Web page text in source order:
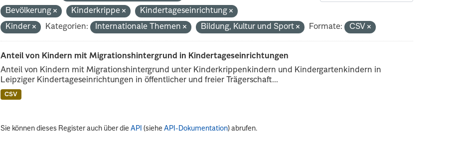
Bevölkerung
Kinderkrippe
Kindertageseinrichtung
Kinder
Kategorien: Internationale Themen Bildung, Kultur und Sport Formate: CSV
Anteil von Kindern mit Migrationshintergrund in Kindertageseinrichtungen
Anteil von Kindern mit Migrationshintergrund unter Kinderkrippenkindern und Kindergartenkindern in
Leipziger Kindertageseinrichtungen in öffentlicher und freier Trägerschaft...
CSV
Sie können dieses Register auch über dieAPI (sieheAPI-Dokumentation) abrufen.